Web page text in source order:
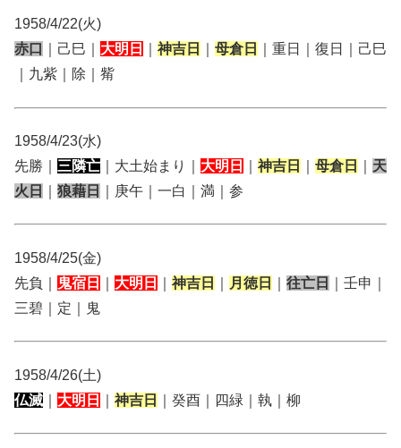
1958/4/22(火)
赤口
｜己巳｜ 大明日 神吉日 母倉日
｜重日｜復日｜己巳
｜九紫｜除｜觜
1958/4/23(水)
先勝｜ 三隣亡 ｜大土始まり｜ 大明日 神吉日 母倉日
天
火日
狼藉日 ｜庚午｜一白｜満｜参
1958/4/25(金)
先負｜
鬼宿日 大明日 神吉日 月徳日 往亡日
｜壬申｜
三碧｜定｜鬼
1958/4/26(土)
仏滅
大明日 神吉日 ｜癸酉｜四緑｜執｜柳